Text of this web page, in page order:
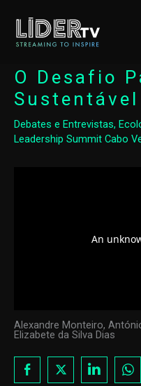
O Desafio
Sustentável
Debates e Entrevistas,
Leadership Summit Cabo
Alexandre Monteiro,
Elizabete da Silva Dias